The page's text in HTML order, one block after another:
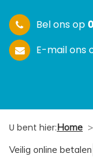
Bel ons op
E-mail ons
U bent hier:Home >
Veilig online betalen